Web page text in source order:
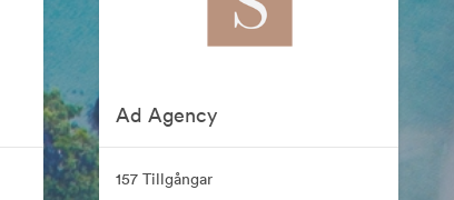
Ad Agency
157 Tillgångar